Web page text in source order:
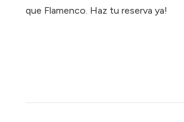
que Flamenco. Haz tu reserva ya!